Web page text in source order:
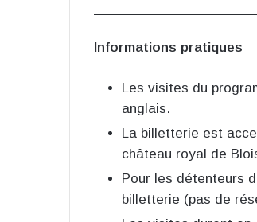
Informations pratiques
Les visites du
anglais.
La billetterie est
château royal de
Pour les détenteurs
billetterie (pas de